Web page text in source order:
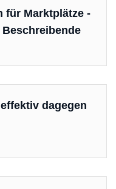
für Marktplätze -
dagegen